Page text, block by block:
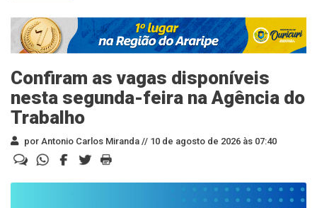
Confiram as vagas disponíveis
nesta segunda-feira na Agência do
Trabalho
por Antonio Carlos Miranda // 10 de agosto de 2026 às 07:40